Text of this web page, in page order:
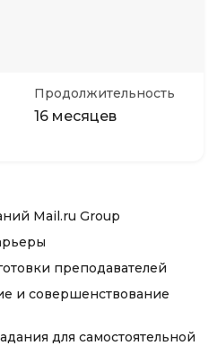
Продолжительность
16 месяцев
Mail.ru Group
преподавателей
и совершенствование
для самостоятельной